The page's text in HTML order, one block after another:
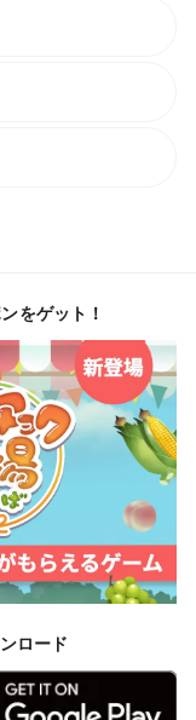
をゲット！
ロード